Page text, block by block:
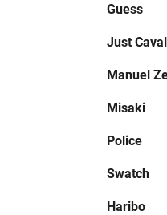
Guess
Just
Manuel
Misaki
Police
Swatch
Haribo